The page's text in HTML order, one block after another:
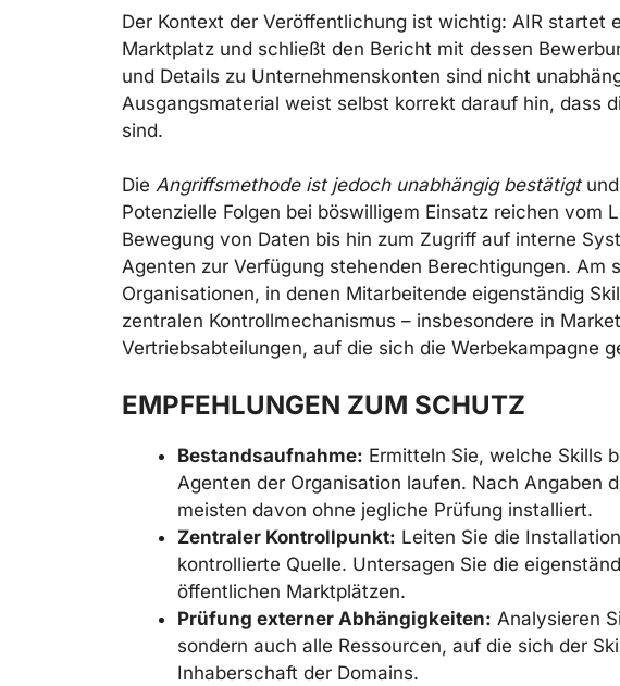
Der Kontext der Veröffentlichung ist wichtig: AIR startet
Marktplatz und schließt den Bericht mit dessen
und Details zu Unternehmenskonten sind nicht
Ausgangsmaterial weist selbst korrekt darauf hin, dass
sind.
Die Angriffsmethode ist jedoch unabhängig bestätigtund
Potenzielle Folgen bei böswilligem Einsatz reichen vom
Bewegung von Daten bis hin zum Zugriff auf interne
Agenten zur Verfügung stehenden Berechtigungen. Am
Organisationen, in denen Mitarbeitende eigenständig
zentralen Kontrollmechanismus – insbesondere in
Vertriebsabteilungen, auf die sich die Werbekampagne
EMPFEHLUNGEN ZUM SCHUTZ
Bestandsaufnahme: Ermitteln Sie, welche Skills
Agenten der Organisation laufen. Nach Angaben
meisten davon ohne jegliche Prüfung installiert.
Zentraler Kontrollpunkt: Leiten Sie die
kontrollierte Quelle. Untersagen Sie die
öffentlichen Marktplätzen.
Prüfung externer Abhängigkeiten: Analysieren
sondern auch alle Ressourcen, auf die sich der
Inhaberschaft der Domains.